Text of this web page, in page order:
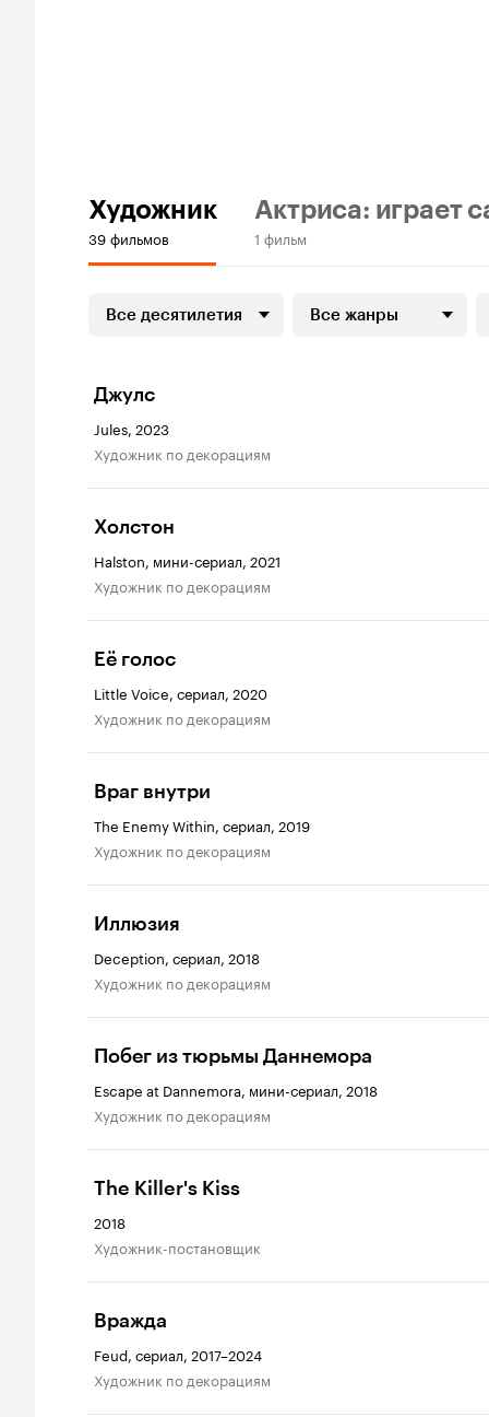
Художник
39 фильмов
Актриса: играет
1 фильм
Все десятилетия Все жанры
Джулс
Jules, 2023
Художник по декорациям
Холстон
Halston, мини-сериал, 2021
Художник по декорациям
Её голос
Little Voice, сериал, 2020
Художник по декорациям
Враг внутри
The Enemy Within, сериал, 2019
Художник по декорациям
Иллюзия
Deception, сериал, 2018
Художник по декорациям
Побег из тюрьмы Даннемора
Escape at Dannemora, мини-сериал, 2018
Художник по декорациям
The Killer's Kiss
2018
Художник-постановщик
Вражда
Feud, сериал, 2017–2024
Художник по декорациям